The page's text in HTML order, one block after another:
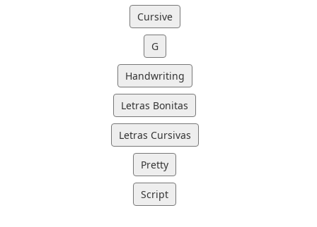
Cursive
G
Handwriting
Letras Bonitas
Letras Cursivas
Pretty
Script